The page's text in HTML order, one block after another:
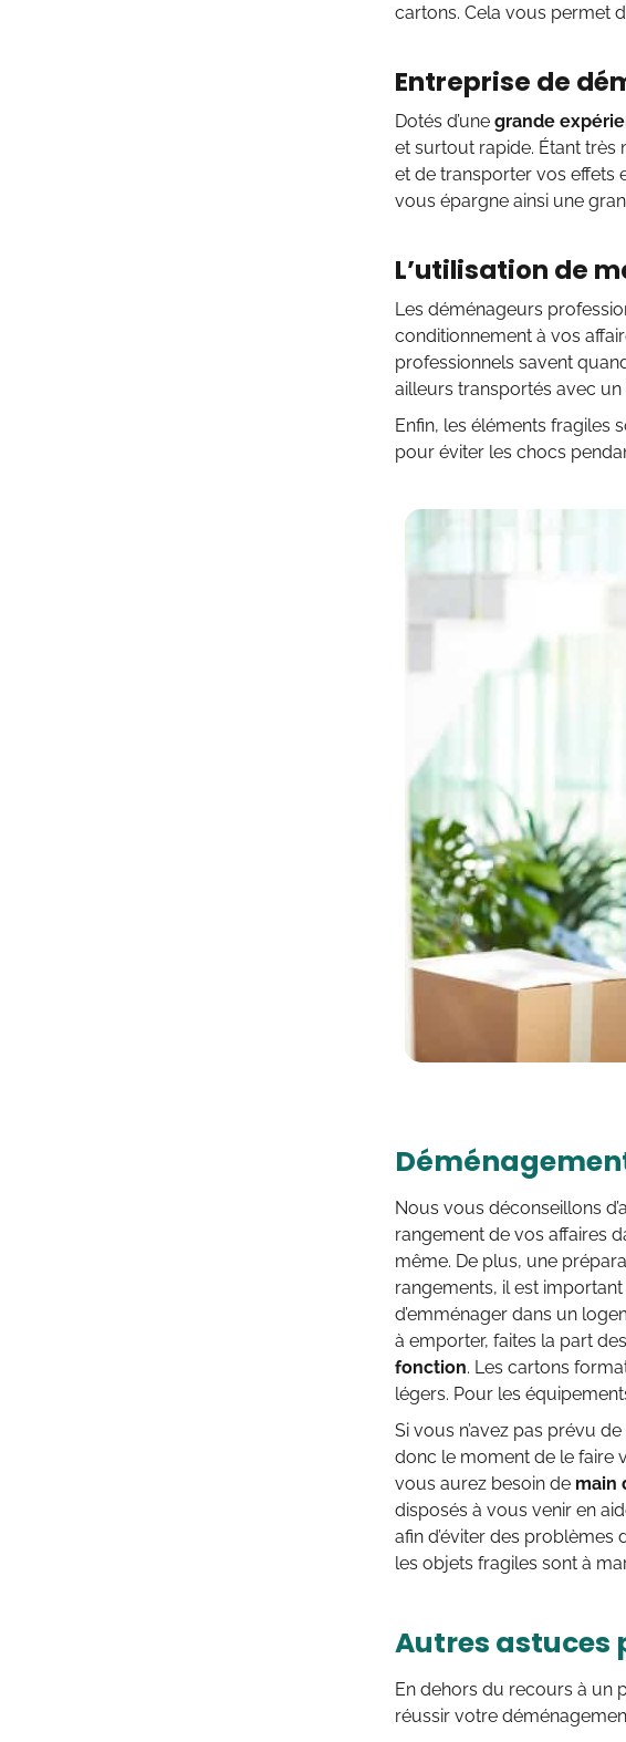
cartons. Cela vous permet
Entreprise de
Dotés d’une grande
et surtout rapide. Étant très
et de transporter vos effets
vous épargne ainsi une
L’utilisation de
Les déménageurs
conditionnement à vos
professionnels savent
ailleurs transportés avec
Enfin, les éléments fragiles
pour éviter les chocs
Nous vous déconseillons
rangement de vos affaires
même. De plus, une
rangements, il est
d’emménager dans un
à emporter, faites la part
fonction. Les cartons
légers. Pour les
Si vous n’avez pas prévu
donc le moment de le faire
vous aurez besoin de main
disposés à vous venir en
afin d’éviter des
les objets fragiles sont à
Autres astuces
En dehors du recours à un
réussir votre